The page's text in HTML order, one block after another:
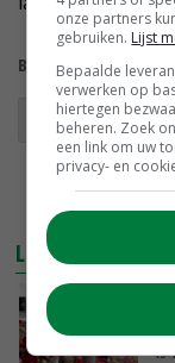
Bekijk meer over:
orchideeën
LEES OOK
15-
onze partners
gebruiken. Lijst
Bepaalde
verwerken op
hiertegen
beheren. Zoek
een link om uw
privacy- en